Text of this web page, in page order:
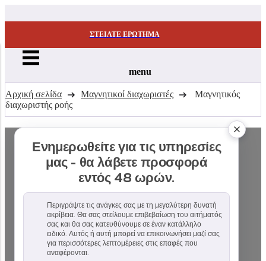
ΣΤΕΊΛΤΕ ΕΡΏΤΗΜΑ
menu
Αρχική σελίδα Μαγνητικοί διαχωριστές
Μαγνητικός
διαχωριστής ροής
Ενημερωθείτε για τις υπηρεσίες
μας - θα λάβετε προσφορά
εντός 48 ωρών.
Περιγράψτε τις ανάγκες σας με τη μεγαλύτερη δυνατή
ακρίβεια. Θα σας στείλουμε επιβεβαίωση του αιτήματός
σας και θα σας κατευθύνουμε σε έναν κατάλληλο
ειδικό. Αυτός ή αυτή μπορεί να επικοινωνήσει μαζί σας
για περισσότερες λεπτομέρειες στις επαφές που
αναφέρονται.